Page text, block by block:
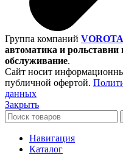
Группа компаний
автоматика и
обслуживание.
Сайт носит
публичной офертой.
данных
Закрыть
Навигация
Каталог